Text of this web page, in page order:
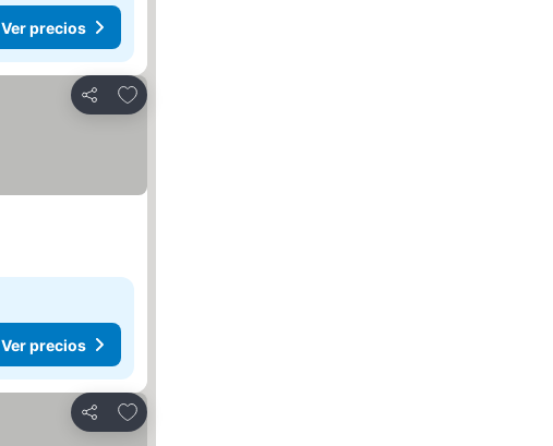
Ver precios
Compartir
Agregar a favoritos
Ver precios
Compartir
Agregar a favoritos